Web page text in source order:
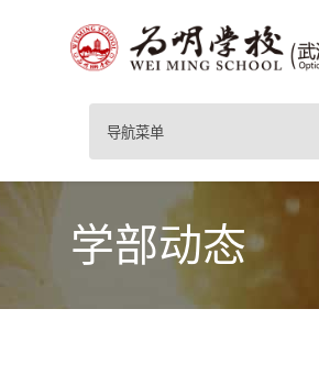
导航菜单
学部动态